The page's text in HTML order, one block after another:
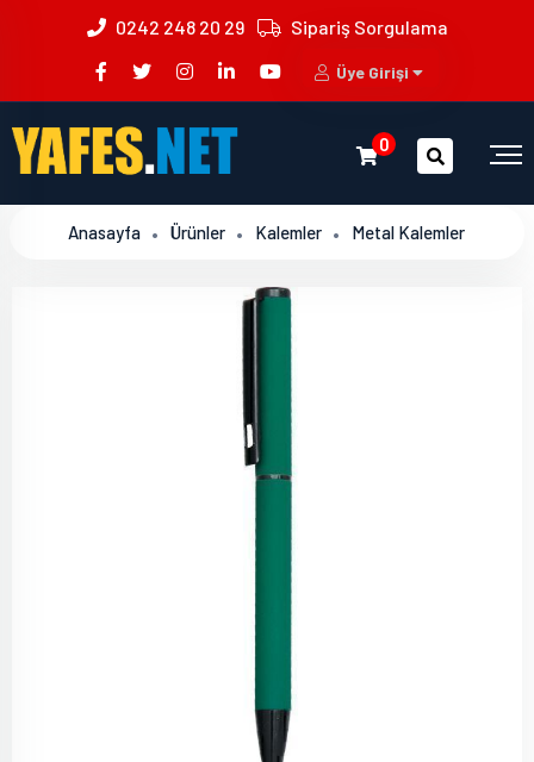
0242 248 20 29 Sipariş Sorgulama
Üye Girişi
0
Anasayfa Ürünler Kalemler Metal Kalemler